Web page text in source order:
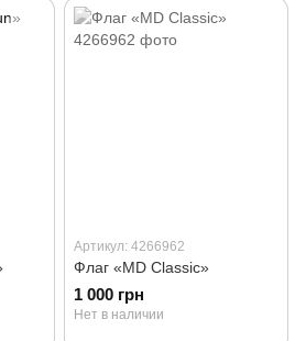
Артикул: 4266962
Флаг «MD Classic»
1 000 грн
Нет в наличии